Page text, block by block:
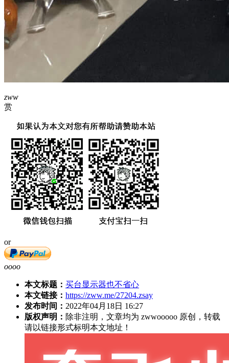
zww
赏
or
oooo
本文标题： 买台显示器也不省心
本文链接： https://zww.me/27204.zsay
发布时间： 2022年04月18日 16:27
版权声明： 除非注明，文章均为 zwwooooo 原创，转载
请以链接形式标明本文地址！